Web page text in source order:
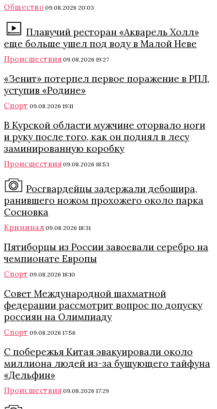
Общество 09.08.2026 20:03
Плавучий ресторан «Акварель Холл»
еще больше ушел под воду в Малой Неве
Происшествия 09.08.2026 19:27
«Зенит» потерпел первое поражение в РПЛ,
уступив «Родине»
Спорт 09.08.2026 19:11
В Курской области мужчине оторвало ноги
и руку после того, как он поднял в лесу
заминированную коробку
Происшествия 09.08.2026 18:53
Росгвардейцы задержали дебошира,
ранившего ножом прохожего около парка
Сосновка
Криминал 09.08.2026 18:31
Пятиборцы из России завоевали серебро на
чемпионате Европы
Спорт 09.08.2026 18:10
Совет Международной шахматной
федерации рассмотрит вопрос по допуску
россиян на Олимпиаду
Спорт 09.08.2026 17:56
С побережья Китая эвакуировали около
миллиона людей из-за бушующего тайфуна
«Дельфин»
Происшествия 09.08.2026 17:29